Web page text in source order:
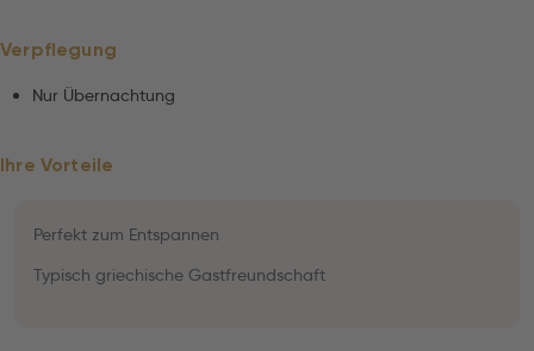
Verpflegung
Nur Übernachtung
Ihre Vorteile
Perfekt zum Entspannen
Typisch griechische Gastfreundschaft